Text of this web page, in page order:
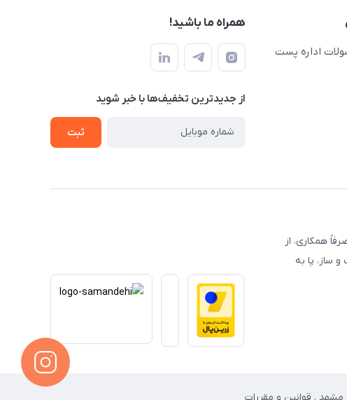
اداره پست
همراه ما باشید!
از جدید‌ترین تخفیف‌ها با‌ خبر شوید
ثبت
پخشِ صرفاً همکاری، از
ساز، پا به
مشهد . قوانین و مقررات